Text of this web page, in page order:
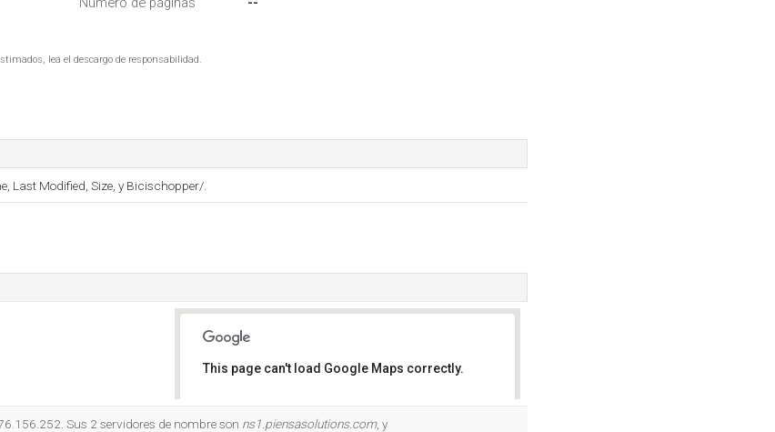
lea el descargo de responsabilidad.
Last Modified, Size, y Bicischopper/.
This page can't load Google Maps correctly.
Sus 2 servidores de nombre son ns1.piensasolutions.com, y